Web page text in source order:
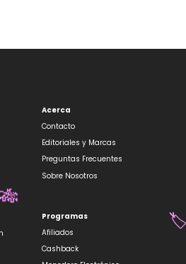
Acerca
Contacto
Editoriales y Marcas
Preguntas Frecuentes
Sobre Nosotros
Programas
Afiliados
Cashback
🎋